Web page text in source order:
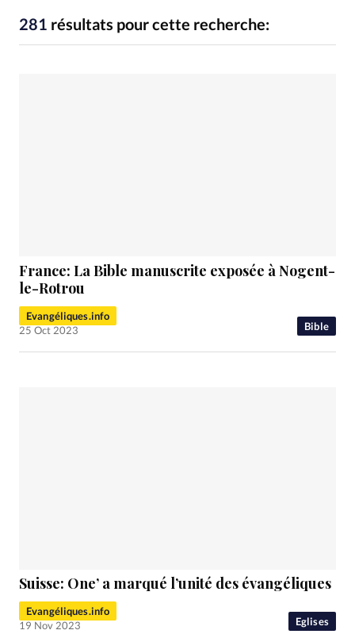
Toute l'actualité Bible Culture
Economie
Eglises
Histoire Laicité
Liberté religieuse
281 résultats pour cette recherche:
Bible
France: La Bible manuscrite exposée à Nogent-
le-Rotrou
Evangéliques.info
25 Oct 2023
Eglises
Suisse: One’ a marqué l’unité des évangéliques
Evangéliques.info
19 Nov 2023